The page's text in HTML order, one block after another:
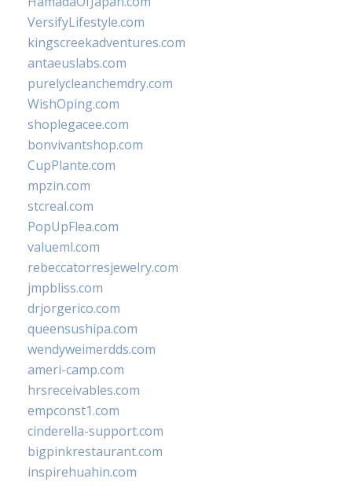
VersifyLifestyle.com
kingscreekadventures.com
antaeuslabs.com
purelycleanchemdry.com
WishOping.com
shoplegacee.com
bonvivantshop.com
CupPlante.com
mpzin.com
stcreal.com
PopUpFlea.com
valueml.com
rebeccatorresjewelry.com
jmpbliss.com
drjorgerico.com
queensushipa.com
wendyweimerdds.com
ameri-camp.com
hrsreceivables.com
empconst1.com
cinderella-support.com
bigpinkrestaurant.com
inspirehuahin.com